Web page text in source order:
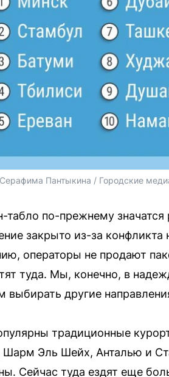
Серафима Пантыкина / Городские
табло по-прежнему
закрыто из-за
операторы не продают
туда. Мы, конечно, в
выбирать другие
традиционные
Шарм Эль Шейх, Анталью и
Сейчас туда ездят еще